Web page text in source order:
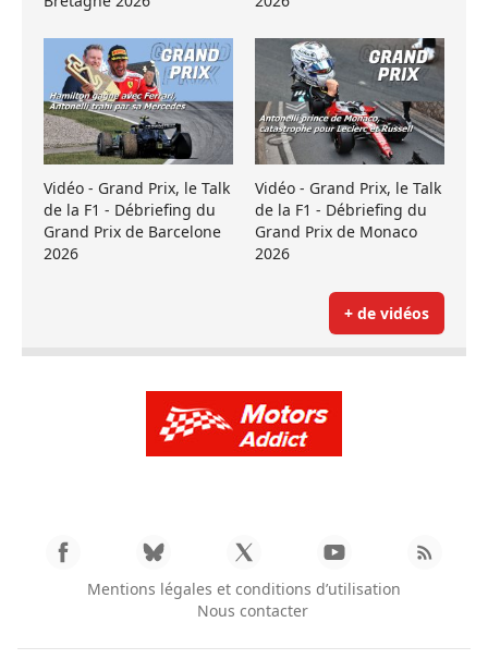
Vidéo - Grand Prix, le Talk
de la F1 - Débriefing du
Grand Prix de Barcelone
2026
Vidéo - Grand Prix, le Talk
de la F1 - Débriefing du
Grand Prix de Monaco
2026
+ de vidéos
Mentions légales et conditions d’utilisation
Nous contacter